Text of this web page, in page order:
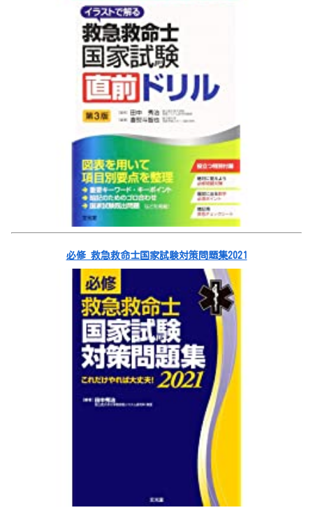
必修 救急救命士国家試験対策問題集2021